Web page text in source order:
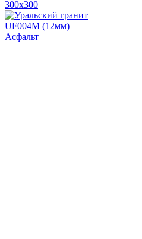
300х300
UF004M (12мм)
Асфальт